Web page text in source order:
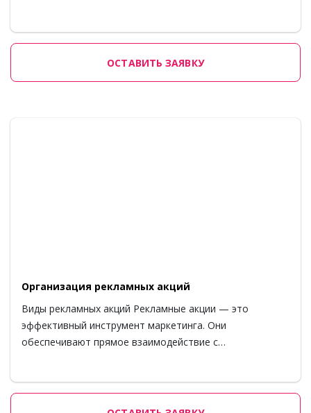
ОСТАВИТЬ ЗАЯВКУ
Организация рекламных акций
Виды рекламных акций Рекламные акции — это
эффективный инструмент маркетинга. Они
обеспечивают прямое взаимодействие с…